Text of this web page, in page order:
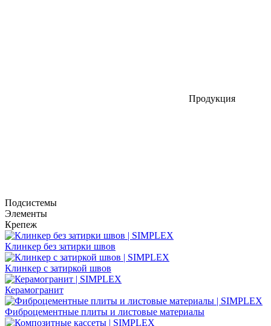
Продукция
Подсистемы
Элементы
Крепеж
Клинкер без затирки швов
Клинкер с затиркой швов
Керамогранит
Фиброцементные плиты и листовые материалы